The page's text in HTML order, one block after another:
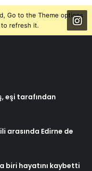
Go to the Theme options
refresh it.
eşi tarafından
arasında Edirne de
biri hayatını kaybetti